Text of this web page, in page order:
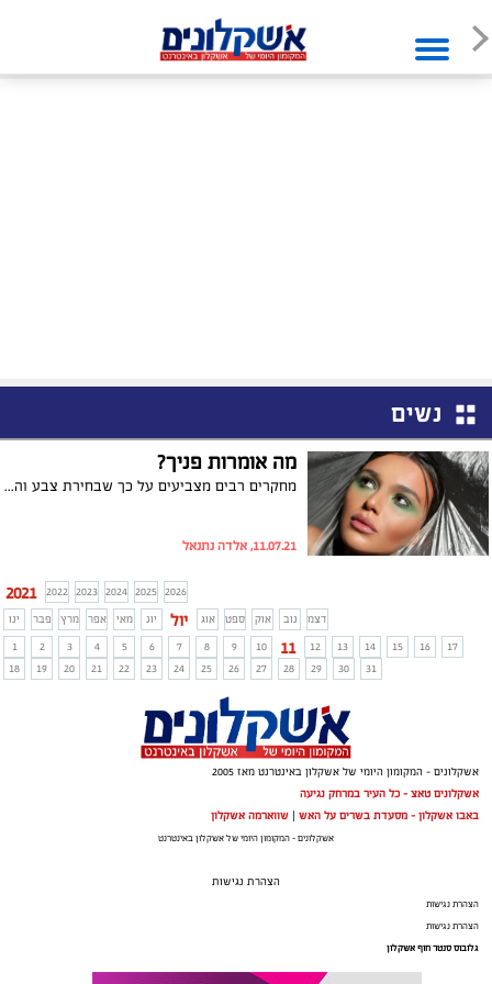
נשים
מה אומרות פניך?
מחקרים רבים מצביעים על כך שבחירת צבע והעדפתו על פני האחר היא אינה מקרית. קיימת משמעות נסתרת ולעיתים אף לא מודעת בבחירת צבע זה או אחר. גווני האיפור יכולים להצביע על תכונות אופי ואפילו על מצב הרוח. אם היו עומדות לרשותכן רק דקות ספורות בכדי ליצור רושם ראשוני טוב, אם איזה גוון הייתן בוחרות להתאפר?
11.07.21, אלדה נתנאל
2021 2022 2023 2024 2025 2026
ינו
פבר מרץ אפר מאי יונ יול אוג ספט אוק נוב
דצמ
1
2 3 4 5 6 7 8 9 10 11 12 13 14 15 16
17
18
19 20 21 22 23 24 25 26 27 28 29 30 31
אשקלונים - המקומון היומי של אשקלון באינטרנט מאז 2005
אשקלונים טאצ - כל העיר במרחק נגיעה
באבו אשקלון - מסעדת בשרים על האש | שווארמה אשקלון
אשקלונים - המקומון היומי של אשקלון באינטרנט
הצהרת נגישות
הצהרת נגישות
הצהרת נגישות
גלובוס סנטר חוף אשקלון